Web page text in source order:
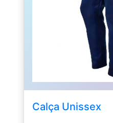
Calça Unissex